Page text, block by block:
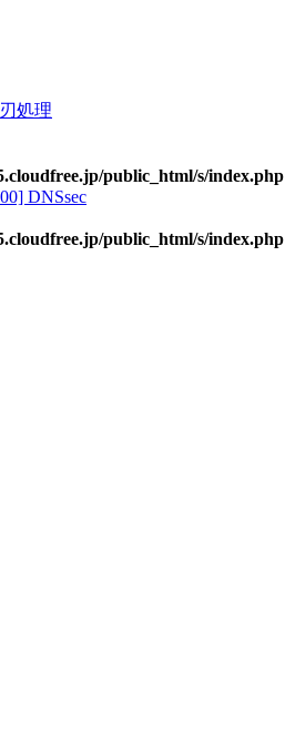
処理
public_html/s/index.php
DNSsec
public_html/s/index.php